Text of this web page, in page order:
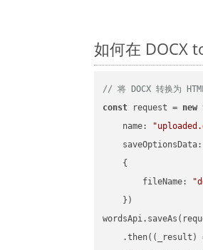
如何在 DOCX
// 将 DOCX 转换为
const request = new
name:
saveOptionsData:
    {
fileName:
    })
    .then(
( _result )